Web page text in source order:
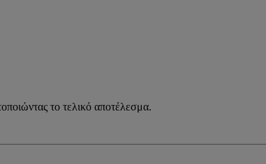
το τελικό αποτέλεσμα.